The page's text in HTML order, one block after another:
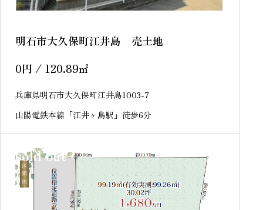
明石市大久保町江井島 売土地
0円 / 120.89㎡
兵庫県明石市大久保町江井島1003-7
山陽電鉄本線「江井ヶ島駅」徒歩6分
sold out